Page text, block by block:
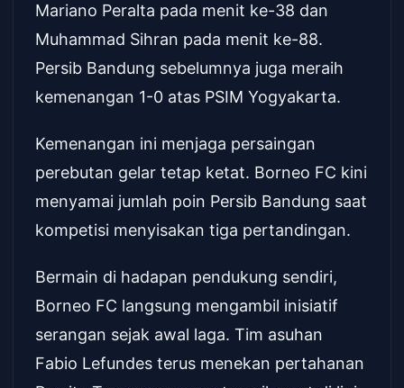
Mariano Peralta pada menit ke-38 dan
Muhammad Sihran pada menit ke-88.
Persib Bandung sebelumnya juga meraih
kemenangan 1-0 atas PSIM Yogyakarta.
Kemenangan ini menjaga persaingan
perebutan gelar tetap ketat. Borneo FC kini
menyamai jumlah poin Persib Bandung saat
kompetisi menyisakan tiga pertandingan.
Bermain di hadapan pendukung sendiri,
Borneo FC langsung mengambil inisiatif
serangan sejak awal laga. Tim asuhan
Fabio Lefundes terus menekan pertahanan